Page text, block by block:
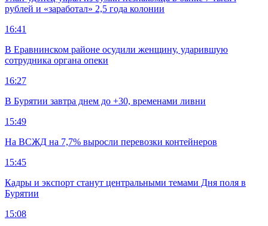
рублей и «заработал» 2,5 года колонии
16:41
В Еравнинском районе осудили женщину, ударившую
сотрудника органа опеки
16:27
В Бурятии завтра днем до +30, временами ливни
15:49
На ВСЖД на 7,7% выросли перевозки контейнеров
15:45
Кадры и экспорт станут центральными темами Дня поля в
Бурятии
15:08